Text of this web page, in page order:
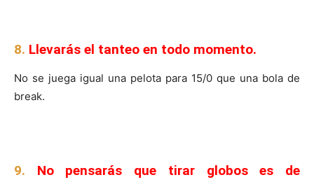
8. Llevarás el tanteo en todo momento.
No se juega igual una pelota para 15/0 que una bola de
break.
9. No pensarás que tirar globos es de